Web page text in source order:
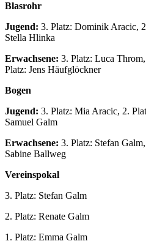
Blasrohr
Jugend: 3. Platz: Dominik Aracic,
Stella Hlinka
Erwachsene: 3. Platz: Luca
Platz: Jens Häufglöckner
Bogen
Jugend: 3. Platz: Mia Aracic, 2.
Samuel Galm
Erwachsene: 3. Platz: Stefan
Sabine Ballweg
Vereinspokal
3. Platz: Stefan Galm
2. Platz: Renate Galm
1. Platz: Emma Galm